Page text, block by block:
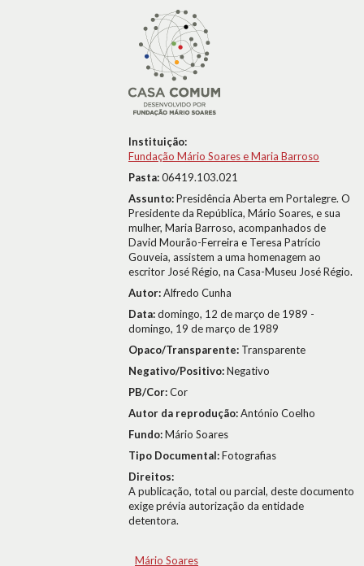
Instituição:
Fundação Mário Soares e Maria Barroso
Pasta:06419.103.021
Assunto:Presidência Aberta em Portalegre. O
Presidente da República, Mário Soares, e sua
mulher, Maria Barroso, acompanhados de
David Mourão-Ferreira e Teresa Patrício
Gouveia, assistem a uma homenagem ao
escritor José Régio, na Casa-Museu José Régio.
Autor:Alfredo Cunha
Data:domingo, 12 de março de 1989 -
domingo, 19 de março de 1989
Opaco/Transparente: Transparente
Negativo/Positivo:Negativo
PB/Cor:Cor
Autor da reprodução:António Coelho
Fundo:Mário Soares
Tipo Documental:Fotografias
Direitos:
A publicação, total ou parcial, deste documento
exige prévia autorização da entidade
detentora.
Mário Soares